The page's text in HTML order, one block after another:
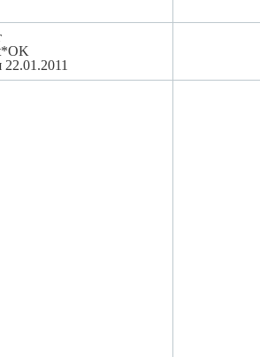
22.01.2011